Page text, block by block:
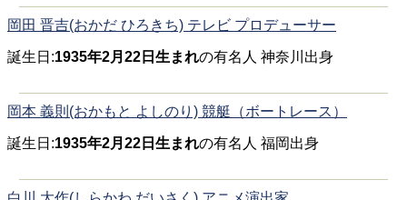
岡田 晋吉(おかだ ひろきち) テレビ プロデューサー
誕生日:1935年2月22日生まれの有名人 神奈川出身
岡本 義則(おかもと よしのり) 競艇（ボートレース）
誕生日:1935年2月22日生まれの有名人 福岡出身